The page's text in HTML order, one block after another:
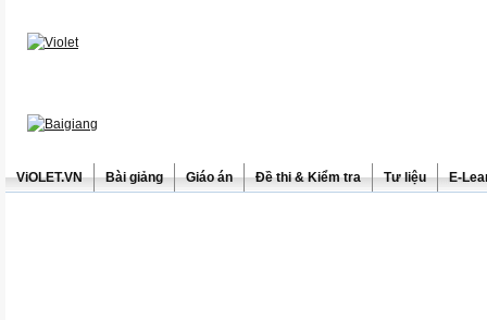
ViOLET.VN Bài giảng Giáo án Đề thi & Kiểm tra Tư liệu E-